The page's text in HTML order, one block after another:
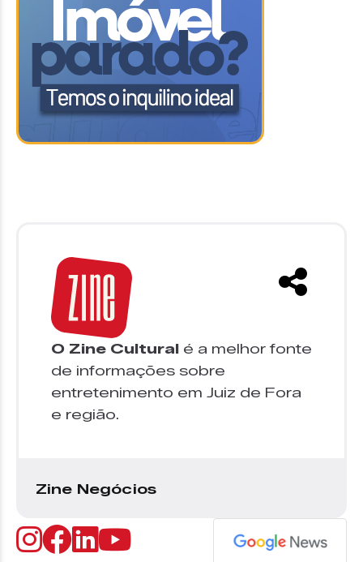
O Zine Cultural é a melhor fonte
de informações sobre
entretenimento em Juiz de Fora
e região.
Zine Negócios